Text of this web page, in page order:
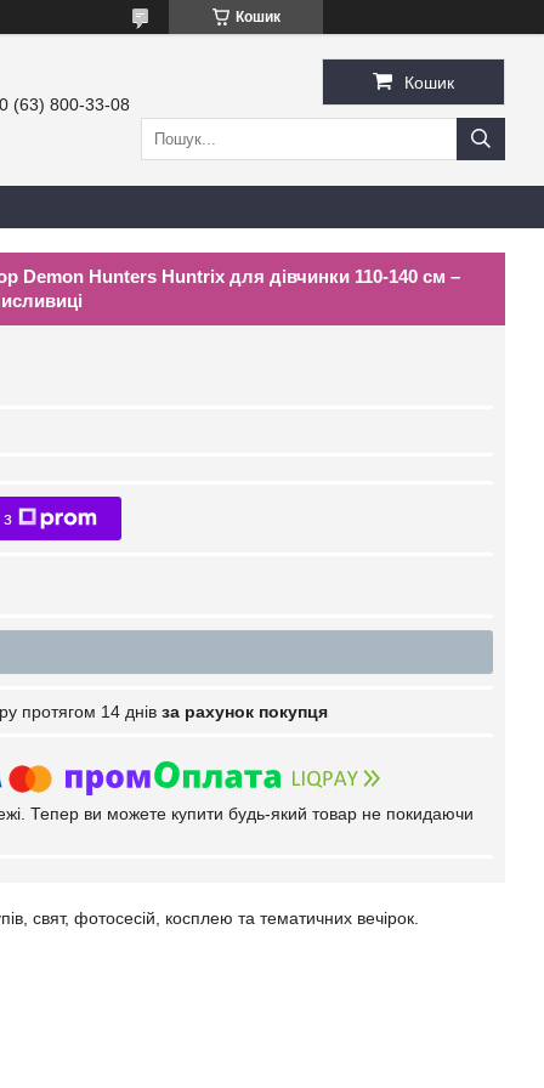
Кошик
(63) 800-33-08
Кошик
Demon Hunters Huntrix для дівчинки 110-140 см –
протягом 14 днів за рахунок покупця
Тепер ви можете купити будь-який товар не покидаючи
свят, фотосесій, косплею та тематичних вечірок.